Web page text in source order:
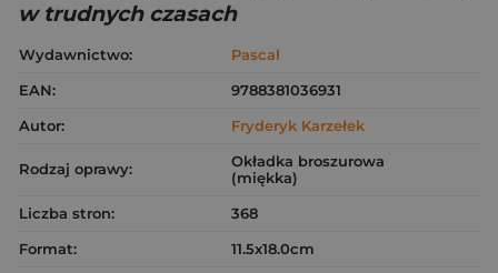
w trudnych czasach
Wydawnictwo:
Pascal
EAN:
9788381036931
Autor:
Fryderyk Karzełek
Rodzaj oprawy:
Okładka broszurowa
(miękka)
Liczba stron:
368
Format:
11.5x18.0cm